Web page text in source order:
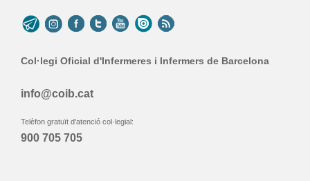
Col·legi Oficial d'Infermeres i Infermers de Barcelona
info@coib.cat
Telèfon gratuït d'atenció col·legial:
900 705 705